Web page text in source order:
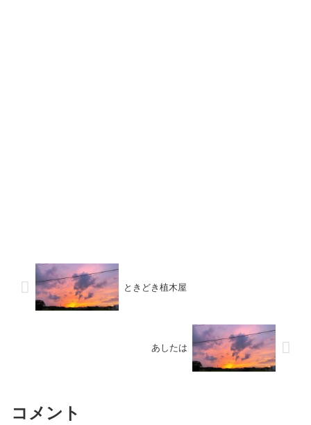
ときどき植木屋
あしたは
コメント